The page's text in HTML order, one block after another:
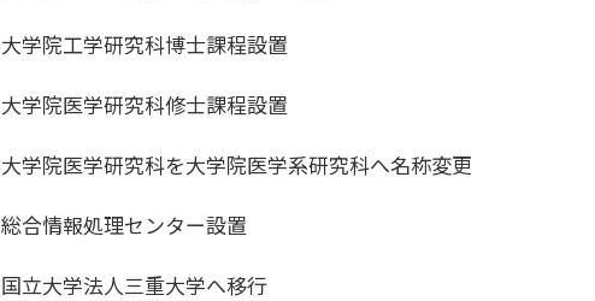
大学院工学研究科博士課程設置
大学院医学研究科修士課程設置
大学院医学研究科を大学院医学系研究科へ名称変更
総合情報処理センター設置
国立大学法人三重大学へ移行